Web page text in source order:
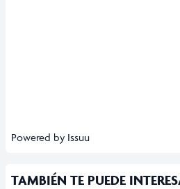
Powered by Issuu
TAMBIÉN TE PUEDE